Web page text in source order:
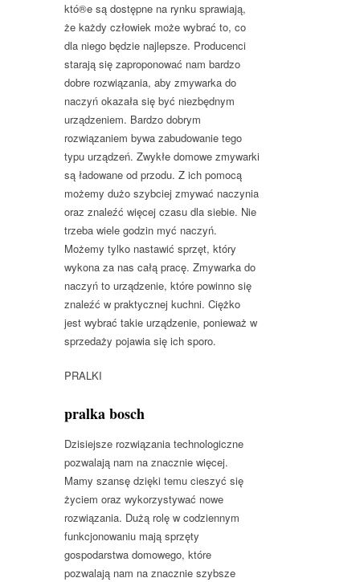
któ®e są dostępne na rynku sprawiają,
że każdy człowiek może wybrać to, co
dla niego będzie najlepsze. Producenci
starają się zaproponować nam bardzo
dobre rozwiązania, aby zmywarka do
naczyń okazała się być niezbędnym
urządzeniem. Bardzo dobrym
rozwiązaniem bywa zabudowanie tego
typu urządzeń. Zwykłe domowe zmywarki
są ładowane od przodu. Z ich pomocą
możemy dużo szybciej zmywać naczynia
oraz znaleźć więcej czasu dla siebie. Nie
trzeba wiele godzin myć naczyń.
Możemy tylko nastawić sprzęt, który
wykona za nas całą pracę. Zmywarka do
naczyń to urządzenie, które powinno się
znaleźć w praktycznej kuchni. Ciężko
jest wybrać takie urządzenie, ponieważ w
sprzedaży pojawia się ich sporo.
PRALKI
pralka bosch
Dzisiejsze rozwiązania technologiczne
pozwalają nam na znacznie więcej.
Mamy szansę dzięki temu cieszyć się
życiem oraz wykorzystywać nowe
rozwiązania. Dużą rolę w codziennym
funkcjonowaniu mają sprzęty
gospodarstwa domowego, które
pozwalają nam na znacznie szybsze